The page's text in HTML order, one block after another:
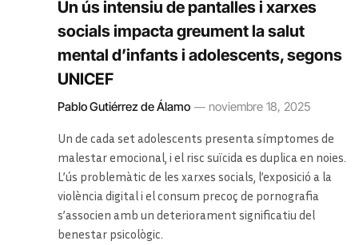
Un ús intensiu de pantalles i xarxes
socials impacta greument la salut
mental d’infants i adolescents, segons
UNICEF
Pablo Gutiérrez de Álamo noviembre 18, 2025
Un de cada set adolescents presenta símptomes de
malestar emocional, i el risc suïcida es duplica en noies.
L’ús problemàtic de les xarxes socials, l’exposició a la
violència digital i el consum precoç de pornografia
s’associen amb un deteriorament significatiu del
benestar psicològic.